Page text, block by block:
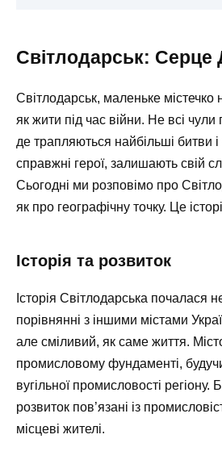
Світлодарськ: Серце
Світлодарськ, маленьке містечко
як жити під час війни. Не всі
де трапляються найбільші битви і
справжні герої, залишають свій
Сьогодні ми розповімо про
як про географічну точку. Це
Історія та розвиток
Історія Світлодарська почалася
порівнянні з іншими містами
але сміливий, як саме життя.
промисловому фундаменті,
вугільної промисловості регіону.
розвиток пов’язані із
місцеві жителі.